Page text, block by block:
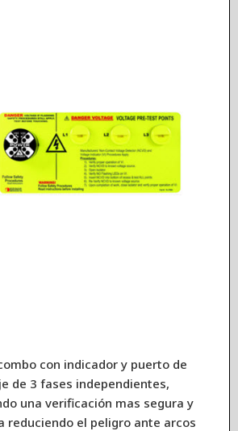
con indicador y puerto de
de 3 fases independientes,
una verificación mas segura y
reduciendo el peligro ante arcos